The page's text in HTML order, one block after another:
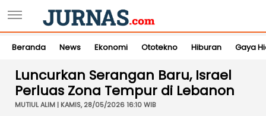
Beranda News Ekonomi Ototekno Hiburan Gaya
Luncurkan Serangan Baru, Israel
Perluas Zona Tempur di Lebanon
MUTIUL ALIM | KAMIS, 28/05/2026 16:10 WIB